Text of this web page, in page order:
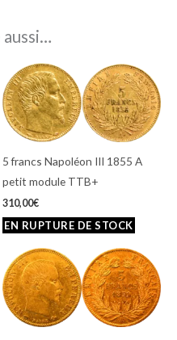
5 francs Napoléon III 1855 A
petit module TTB+
310,00€